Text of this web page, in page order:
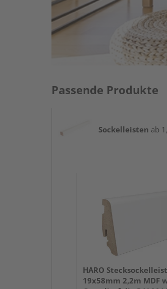
Passende Produkte
Sockelleisten ab
HARO
19x58mm 2,2m MDF